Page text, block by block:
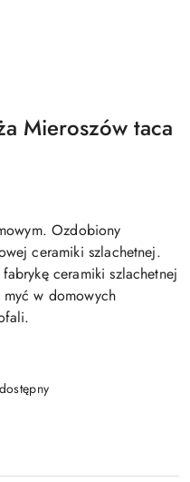
Mieroszów taca
Ozdobiony
ceramiki szlachetnej.
ceramiki szlachetnej
w domowych